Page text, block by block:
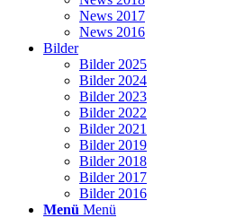
News 2017
News 2016
Bilder
Bilder 2025
Bilder 2024
Bilder 2023
Bilder 2022
Bilder 2021
Bilder 2019
Bilder 2018
Bilder 2017
Bilder 2016
Menü Menü